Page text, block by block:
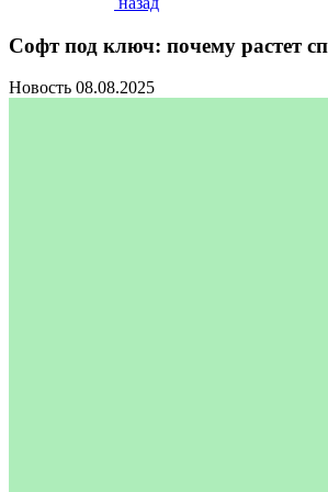
Софт под ключ: почему растет
Новость 08.08.2025